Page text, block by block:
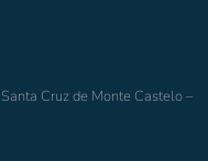
Cruz de Monte Castelo –